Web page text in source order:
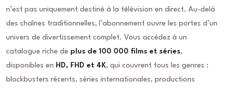
n’est pas uniquement destiné à la télévision en direct. Au-delà
des chaînes traditionnelles, l’abonnement ouvre les portes d’un
univers de divertissement complet. Vous accédez à un
catalogue riche de plus de 100 000 films et séries,
disponibles en HD, FHD et 4K, qui couvrent tous les genres :
blockbusters récents, séries internationales, productions